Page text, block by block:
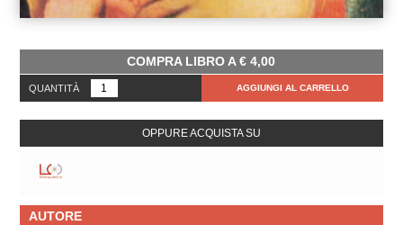
COMPRA LIBRO A€ 4,00
QUANTITÀ AGGIUNGI AL CARRELLO
OPPURE ACQUISTA SU
AUTORE